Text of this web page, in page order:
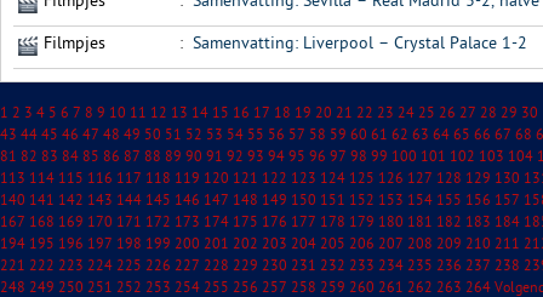
Filmpjes : Samenvatting: Liverpool – Crystal Palace 1-2
1 2 3 4 5 6 7 8 9 10 11 12 13 14 15 16 17 18 19 20 21 22 23 24 25 26 27 28 29 30
43 44 45 46 47 48 49 50 51 52 53 54 55 56 57 58 59 60 61 62 63 64 65 66 67 68
81 82 83 84 85 86 87 88 89 90 91 92 93 94 95 96 97 98 99 100 101 102 103 104
113 114 115 116 117 118 119 120 121 122 123 124 125 126 127 128 129 130
140 141 142 143 144 145 146 147 148 149 150 151 152 153 154 155 156 157
167 168 169 170 171 172 173 174 175 176 177 178 179 180 181 182 183 184
194 195 196 197 198 199 200 201 202 203 204 205 206 207 208 209 210 211
221 222 223 224 225 226 227 228 229 230 231 232 233 234 235 236 237 238
248 249 250 251 252 253 254 255 256 257 258 259 260 261 262 263 264